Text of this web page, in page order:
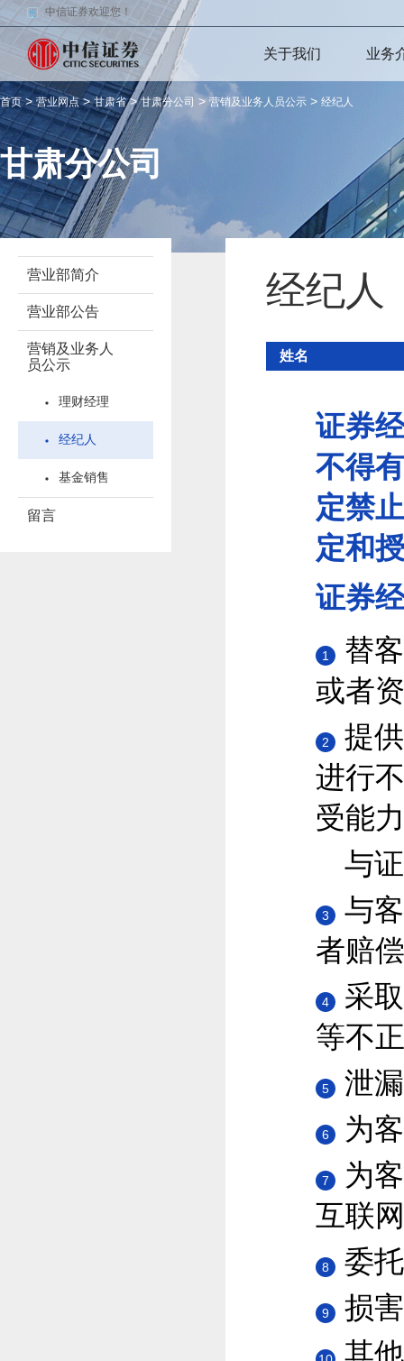
中信证券欢迎您！
关于我们 业务
首页>营业网点>甘肃省>甘肃分公司 >营销及业务人员公示 > 经纪人
甘肃分公司
营业部简介
营业部公告
营销及业务人
员公示
理财经理
经纪人
基金销售
留言
经纪人
姓名
证券
不得
定禁
定和
证券
1
替
或者
2
提
进行
受能
与
3
与
者赔
4
采
等不
5 泄
6 为
7
为
互联
8 委
9 损
其